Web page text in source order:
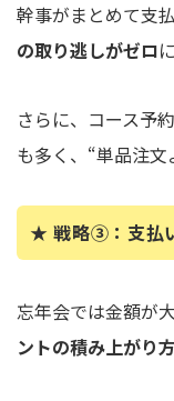
幹事がまとめて支
の取り逃しがゼロ
さらに、コース予
も多く、“単品注文
★ 戦略③：支払
忘年会では金額が
ントの積み上がり